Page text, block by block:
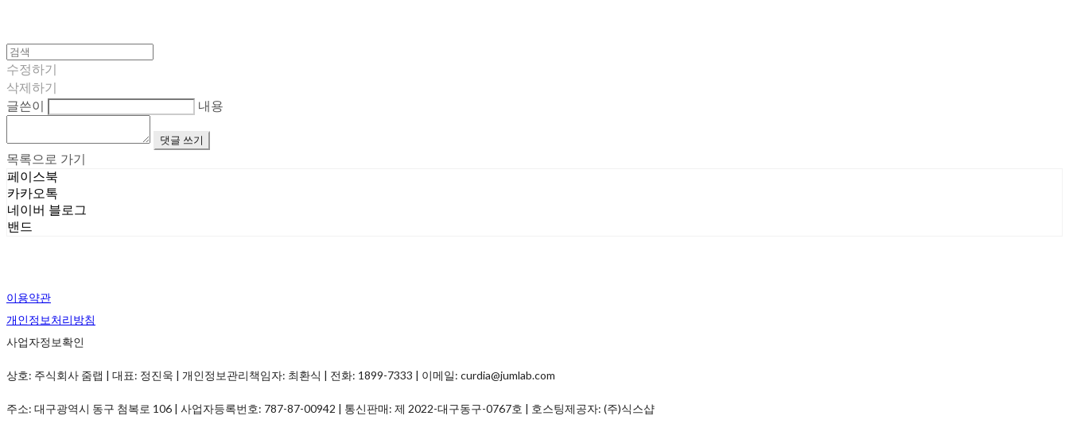
수정하기
삭제하기
글쓴이
내용
댓글 쓰기
목록으로 가기
페이스북
카카오톡
네이버 블로그
밴드
이용약관
개인정보처리방침
사업자정보확인
상호: 주식회사 줌랩 | 대표: 정진욱 | 개인정보관리책임자: 최환식 | 전화: 1899-7333 | 이메일: curdia@jumlab.com
주소: 대구광역시 동구 첨복로 106 | 사업자등록번호: 787-87-00942 | 통신판매: 제 2022-대구동구-0767호 | 호스팅제공자: (주)식스샵